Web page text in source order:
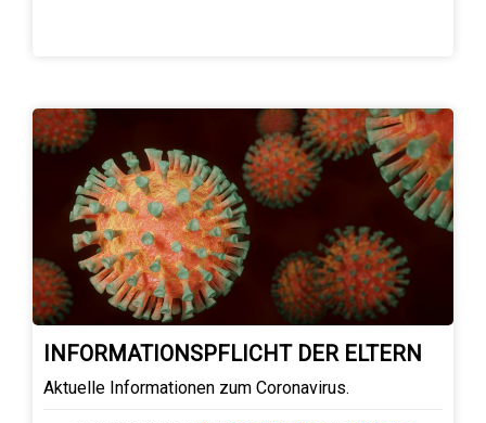
INFORMATIONSPFLICHT DER ELTERN
Aktuelle Informationen zum Coronavirus.